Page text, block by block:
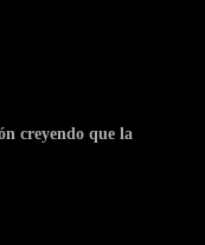
creyendo que la